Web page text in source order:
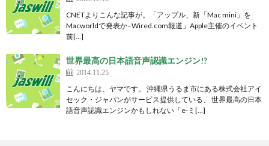
CNETよりこんな記事が。「アップル、新「Mac mini」を
Macworldで発表か–Wired.com報道」Apple主催のイベント
前[…]
世界最高の日本語音声認識エンジン!?
2014.11.25
こんにちは、ヤマです。 沖縄県うるま市にある株式会社アイ
セック・ジャパンがサービス提供している、 世界最高の日本
語音声認識エンジンかもしれない「e-ミ[…]